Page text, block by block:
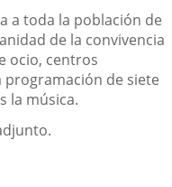
a toda la población de
de la convivencia
ocio, centros
de siete
la música.